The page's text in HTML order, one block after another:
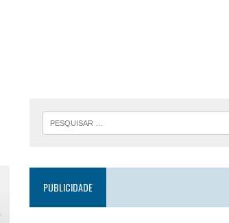
PUBLICIDADE